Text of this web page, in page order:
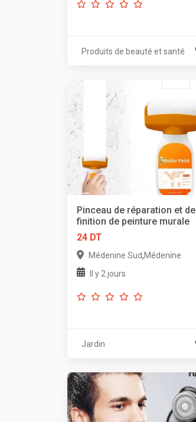
Produits de beauté et santé
Pinceau de réparation et de
finition de peinture murale
24 DT
Médenine Sud,Médenine
Il y 2 jours
Jardin